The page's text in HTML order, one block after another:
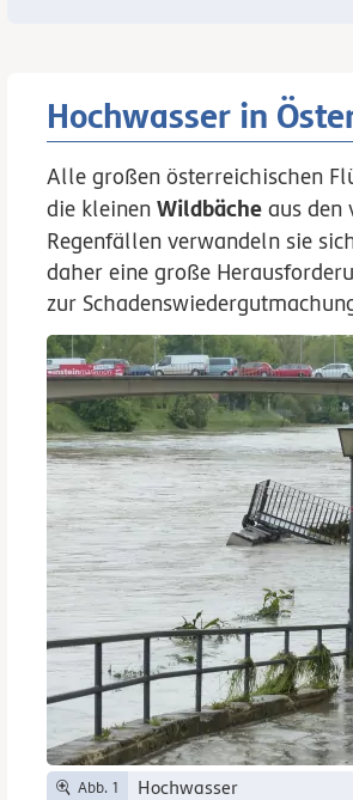
Hochwasser in
Alle großen österreichischen
die kleinenWildbäche aus den
Regenfällen verwandeln sie
daher eine große
zur
Abb. 1 Hochwasser